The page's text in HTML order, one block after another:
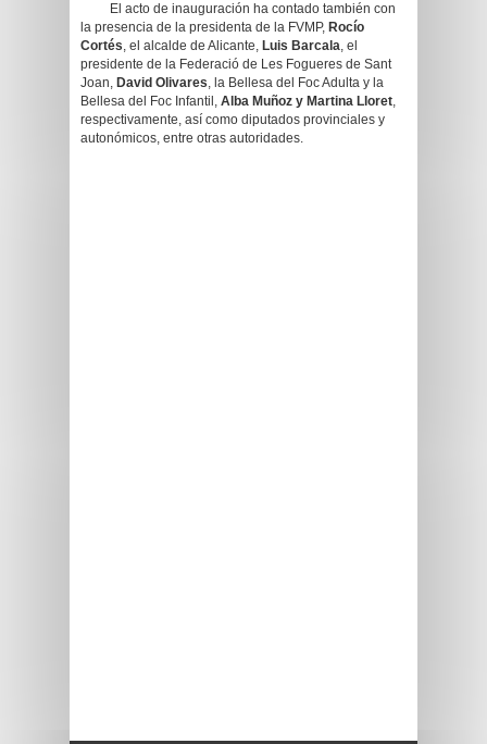
El acto de inauguración ha contado también con
la presencia de la presidenta de la FVMP, Rocío
Cortés, el alcalde de Alicante, Luis Barcala, el
presidente de la Federació de Les Fogueres de Sant
Joan, David Olivares, la Bellesa del Foc Adulta y la
Bellesa del Foc Infantil, Alba Muñoz y Martina Lloret,
respectivamente, así como diputados provinciales y
autonómicos, entre otras autoridades.